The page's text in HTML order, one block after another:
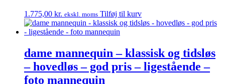
1.775,00 kr. ekskl. moms Tilføj til kurv
dame mannequin – klassisk og tidsløs
– hovedløs – god pris – ligestående –
foto mannequin